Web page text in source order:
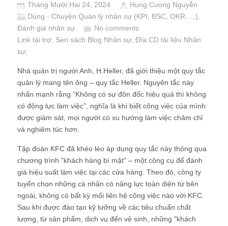
Tháng Mười Hai 24, 2024
Hung Cuong Nguyễn
Dùng - Chuyện Quản lý nhân sự (KPI, BSC, OKR, ...)
Đánh giá nhân sự
No comments
Link tài trợ: Seri sách Blog Nhân sự; Đĩa CD tài liệu Nhân
sự;
Nhà quản trị người Anh, H.Heller, đã giới thiệu một quy tắc
quản lý mang tên ông – quy tắc Heller. Nguyên tắc này
nhấn mạnh rằng “Không có sự đôn đốc hiệu quả thì không
có động lực làm việc”, nghĩa là khi biết công việc của mình
được giám sát, mọi người có xu hướng làm việc chăm chỉ
và nghiêm túc hơn.
Tập đoàn KFC đã khéo léo áp dụng quy tắc này thông qua
chương trình "khách hàng bí mật" – một công cụ để đánh
giá hiệu suất làm việc tại các cửa hàng. Theo đó, công ty
tuyển chọn những cá nhân có năng lực toàn diện từ bên
ngoài, không có bất kỳ mối liên hệ công việc nào với KFC.
Sau khi được đào tạo kỹ lưỡng về các tiêu chuẩn chất
lượng, từ sản phẩm, dịch vụ đến vệ sinh, những "khách